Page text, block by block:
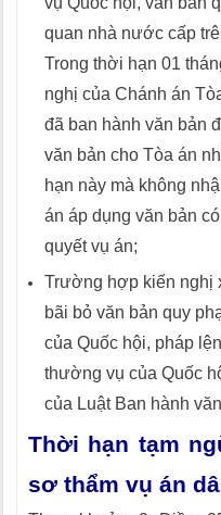
quan nhà nước cấp
Trong thời hạn 01
nghị của Chánh án
đã ban hành văn bản
văn bản cho Tòa án
hạn này mà không
án áp dụng văn bản
quyết vụ án;
Trường hợp kiến nghị
bãi bỏ văn bản quy
của Quốc hội, pháp
thường vụ của Quốc
của Luật Ban hành
Thời hạn tạm
sơ thẩm vụ án